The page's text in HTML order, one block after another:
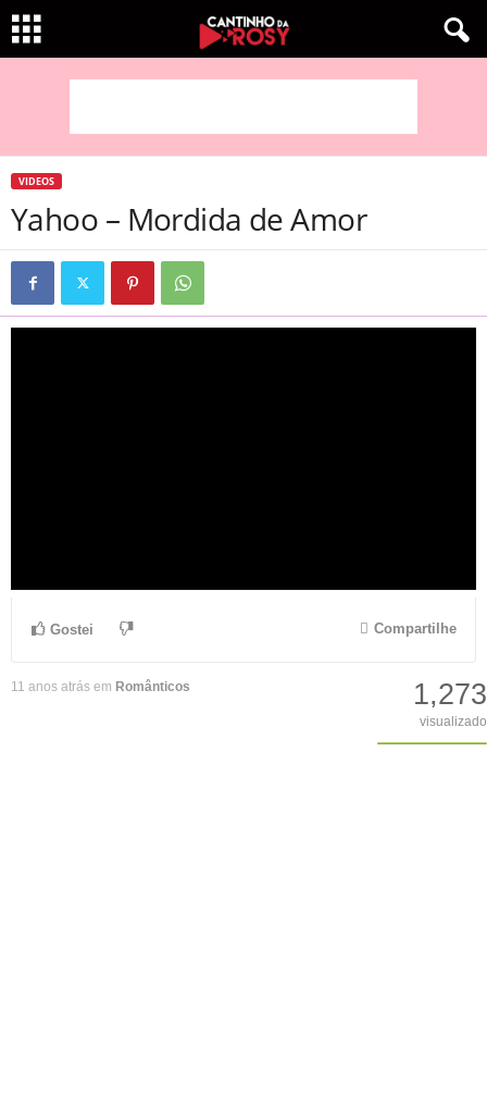
VIDEOS
Yahoo – Mordida de Amor
Gostei Compartilhe
11 anos atrás em Românticos 1,273
visualizado